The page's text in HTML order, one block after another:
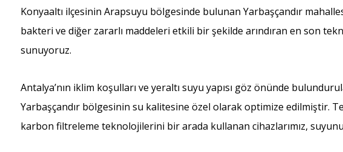
Konyaaltı ilçesinin Arapsuyu bölgesinde bulunan Yarbaşçandır
bakteri ve diğer zararlı maddeleri etkili bir şekilde arındıran en son
sunuyoruz.
Antalya’nın iklim koşulları ve yeraltı suyu yapısı göz önünde
Yarbaşçandır bölgesinin su kalitesine özel olarak optimize edilmiştir.
karbon filtreleme teknolojilerini bir arada kullanan cihazlarımız,